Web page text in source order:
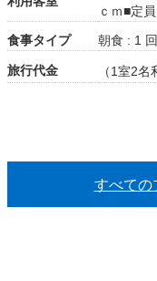
ｃｍ■定
食事タイプ
朝食 : 1 回
旅行代金 （1室2名
すべての